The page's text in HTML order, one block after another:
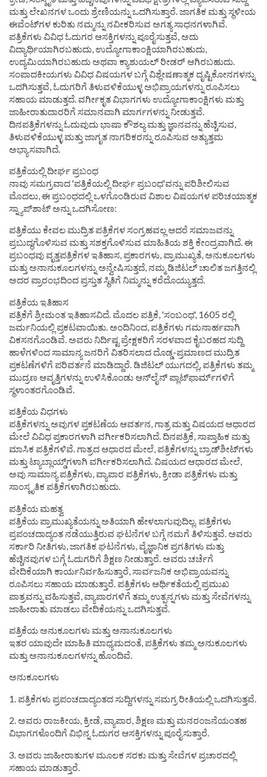
ಮತ್ತು ಲೇಖನಗಳ ಒಂದು ಶ್ರೇಣಿಯನ್ನು ಒದಗಿಸುತ್ತಾರೆ. ಜಾಗತಿಕ ಮತ್ತು ಸ್ಥಳೀಯ
ಈವೆಂಟ್‌ಗಳ ಕುರಿತು ನಮ್ಮನ್ನು ನವೀಕರಿಸುವ ಅಗತ್ಯ ಸಾಧನಗಳಾಗಿವೆ.
ಪತ್ರಿಕೆಗಳು ವಿವಿಧ ಓದುಗರ ಆಸಕ್ತಿಗಳನ್ನು ಪೂರೈಸುತ್ತವೆ, ಅದು
ವಿದ್ಯಾರ್ಥಿಯಾಗಿರಬಹುದು, ಉದ್ಯೋಗಾಕಾಂಕ್ಷಿಯಾಗಿರಬಹುದು,
ಉದ್ಯಮಿಯಾಗಿರಬಹುದು ಅಥವಾ ಕ್ಯಾಶುಯಲ್ ರೀಡರ್ ಆಗಿರಬಹುದು.
ಸಂಪಾದಕೀಯಗಳು ವಿವಿಧ ವಿಷಯಗಳ ಬಗ್ಗೆ ವಿಶ್ಲೇಷಣಾತ್ಮಕ ದೃಷ್ಟಿಕೋನಗಳನ್ನು
ಒದಗಿಸುತ್ತವೆ, ಓದುಗರಿಗೆ ತಿಳುವಳಿಕೆಯುಳ್ಳ ಅಭಿಪ್ರಾಯಗಳನ್ನು ರೂಪಿಸಲು
ಸಹಾಯ ಮಾಡುತ್ತದೆ. ವರ್ಗೀಕೃತ ವಿಭಾಗಗಳು ಉದ್ಯೋಗಾಕಾಂಕ್ಷಿಗಳು ಮತ್ತು
ಜಾಹೀರಾತುದಾರರಿಗೆ ಸಮಾನವಾಗಿ ಮಾರ್ಗಗಳನ್ನು ನೀಡುತ್ತವೆ.
ದಿನಪತ್ರಿಕೆಗಳನ್ನು ಓದುವುದು ಭಾಷಾ ಕೌಶಲ್ಯ ಮತ್ತು ಜ್ಞಾನವನ್ನು ಹೆಚ್ಚಿಸುವ,
ತಿಳುವಳಿಕೆಯುಳ್ಳ ಮತ್ತು ಜಾಗೃತ ನಾಗರಿಕರನ್ನು ರೂಪಿಸುವ ಅತ್ಯುತ್ತಮ
ಅಭ್ಯಾಸವಾಗಿದೆ.
ಪತ್ರಿಕೆಯಲ್ಲಿ ದೀರ್ಘ ಪ್ರಬಂಧ
ನಾವು ಸಮಗ್ರವಾದ 'ಪತ್ರಿಕೆಯಲ್ಲಿ ದೀರ್ಘ ಪ್ರಬಂಧ'ವನ್ನು ಪರಿಶೀಲಿಸುವ
ಮೊದಲು, ಈ ಪ್ರಬಂಧದಲ್ಲಿ ಒಳಗೊಂಡಿರುವ ವಿಶಾಲ ವಿಷಯಗಳ ಪರಿಚಯಾತ್ಮಕ
ಸ್ನ್ಯಾಪ್‌ಶಾಟ್ ಅನ್ನು ಒದಗಿಸೋಣ:
ಪತ್ರಿಕೆಯು ಕೇವಲ ಮುದ್ರಿತ ಪತ್ರಿಕೆಗಳ ಸಂಗ್ರಹವಲ್ಲ ಆದರೆ ಸಮಾಜವನ್ನು
ಪ್ರಬುದ್ಧಗೊಳಿಸುವ ಮತ್ತು ಸಶಕ್ತಗೊಳಿಸುವ ಮಾಹಿತಿಯ ಶಕ್ತಿ ಕೇಂದ್ರವಾಗಿದೆ. ಈ
ಪ್ರಬಂಧವು ವೃತ್ತಪತ್ರಿಕೆಗಳ ಇತಿಹಾಸ, ಪ್ರಕಾರಗಳು, ಪ್ರಾಮುಖ್ಯತೆ, ಅನುಕೂಲಗಳು
ಮತ್ತು ಅನಾನುಕೂಲಗಳನ್ನು ಅನ್ವೇಷಿಸುತ್ತದೆ, ನಮ್ಮ ಡಿಜಿಟಲ್ ಚಾಲಿತ ಜಗತ್ತಿನಲ್ಲಿ
ಅದರ ಪ್ರಾರಂಭದಿಂದ ಪ್ರಸ್ತುತ ಸ್ಥಿತಿಗೆ ನಿಮ್ಮನ್ನು ಕರೆದೊಯ್ಯುತ್ತದೆ.
ಪತ್ರಿಕೆಯ ಇತಿಹಾಸ
ಪತ್ರಿಕೆಗೆ ಶ್ರೀಮಂತ ಇತಿಹಾಸವಿದೆ. ಮೊದಲ ಪತ್ರಿಕೆ, 'ಸಂಬಂಧ', 1605 ರಲ್ಲಿ
ಜರ್ಮನಿಯಲ್ಲಿ ಪ್ರಕಟವಾಯಿತು. ಅಂದಿನಿಂದ, ಪತ್ರಿಕೆಗಳು ಗಮನಾರ್ಹವಾಗಿ
ವಿಕಸನಗೊಂಡಿವೆ. ಅವರು ನಿರ್ದಿಷ್ಟ ಪ್ರೇಕ್ಷಕರಿಗೆ ಸರಳವಾದ ಕೈಬರಹದ ಸುದ್ದಿ
ಹಾಳೆಗಳಿಂದ ಸಾಮಾನ್ಯ ಜನರಿಗೆ ವಿತರಿಸಲಾದ ದೊಡ್ಡ-ಪ್ರಮಾಣದ ಮುದ್ರಿತ
ಪ್ರಕಟಣೆಗಳಿಗೆ ಪರಿವರ್ತನೆ ಮಾಡಿದ್ದಾರೆ. ಡಿಜಿಟಲ್ ಯುಗದಲ್ಲಿ, ಪತ್ರಿಕೆಗಳು ತಮ್ಮ
ಮುದ್ರಣ ಆವೃತ್ತಿಗಳನ್ನು ಉಳಿಸಿಕೊಂಡು ಆನ್‌ಲೈನ್ ಪ್ಲಾಟ್‌ಫಾರ್ಮ್‌ಗಳಿಗೆ
ಸ್ಥಳಾಂತರಗೊಂಡಿವೆ.
ಪತ್ರಿಕೆಯ ವಿಧಗಳು
ಪತ್ರಿಕೆಗಳನ್ನು ಅವುಗಳ ಪ್ರಕಟಣೆಯ ಆವರ್ತನ, ಗಾತ್ರ ಮತ್ತು ವಿಷಯದ ಆಧಾರದ
ಮೇಲೆ ವಿವಿಧ ಪ್ರಕಾರಗಳಾಗಿ ವರ್ಗೀಕರಿಸಲಾಗಿದೆ. ದಿನಪತ್ರಿಕೆ, ಸಾಪ್ತಾಹಿಕ ಮತ್ತು
ಮಾಸಿಕ ಪತ್ರಿಕೆಗಳಿವೆ. ಗಾತ್ರದ ಆಧಾರದ ಮೇಲೆ, ಪತ್ರಿಕೆಗಳನ್ನು ಬ್ರಾಡ್‌ಶೀಟ್‌ಗಳು
ಮತ್ತು ಟ್ಯಾಬ್ಲಾಯ್ಡ್‌ಗಳಾಗಿ ವರ್ಗೀಕರಿಸಲಾಗಿದೆ. ವಿಷಯದ ಆಧಾರದ ಮೇಲೆ,
ಅವು ಸಾಮಾನ್ಯ ಪತ್ರಿಕೆಗಳು, ವ್ಯಾಪಾರ ಪತ್ರಿಕೆಗಳು, ಕ್ರೀಡಾ ಪತ್ರಿಕೆಗಳು ಮತ್ತು
ಸಾಂಸ್ಕೃತಿಕ ಪತ್ರಿಕೆಗಳಾಗಿರಬಹುದು.
ಪತ್ರಿಕೆಯ ಮಹತ್ವ
ಪತ್ರಿಕೆಯ ಪ್ರಾಮುಖ್ಯತೆಯನ್ನು ಅತಿಯಾಗಿ ಹೇಳಲಾಗುವುದಿಲ್ಲ. ಪತ್ರಿಕೆಗಳು
ಪ್ರಪಂಚದಾದ್ಯಂತ ನಡೆಯುತ್ತಿರುವ ಘಟನೆಗಳ ಬಗ್ಗೆ ನಮಗೆ ತಿಳಿಸುತ್ತವೆ. ಅವರು
ಸರ್ಕಾರಿ ನೀತಿಗಳು, ಜಾಗತಿಕ ಘಟನೆಗಳು, ವೈಜ್ಞಾನಿಕ ಪ್ರಗತಿಗಳು ಮತ್ತು
ಹೆಚ್ಚಿನವುಗಳ ಬಗ್ಗೆ ಓದುಗರಿಗೆ ಶಿಕ್ಷಣ ನೀಡುತ್ತಾರೆ. ಅವರು ಚರ್ಚೆಗೆ
ವೇದಿಕೆಯಾಗಿ ಕಾರ್ಯನಿರ್ವಹಿಸುತ್ತಾರೆ, ಸಾರ್ವಜನಿಕ ಅಭಿಪ್ರಾಯವನ್ನು
ರೂಪಿಸಲು ಸಹಾಯ ಮಾಡುತ್ತಾರೆ. ಪತ್ರಿಕೆಗಳು ಆರ್ಥಿಕತೆಯಲ್ಲಿ ಪ್ರಮುಖ
ಪಾತ್ರವನ್ನು ವಹಿಸುತ್ತವೆ, ವ್ಯಾಪಾರಗಳಿಗೆ ತಮ್ಮ ಉತ್ಪನ್ನಗಳು ಮತ್ತು ಸೇವೆಗಳನ್ನು
ಜಾಹೀರಾತು ಮಾಡಲು ವೇದಿಕೆಯನ್ನು ಒದಗಿಸುತ್ತವೆ.
ಪತ್ರಿಕೆಯ ಅನುಕೂಲಗಳು ಮತ್ತು ಅನಾನುಕೂಲಗಳು
ಇತರ ಯಾವುದೇ ಮಾಹಿತಿ ಮಾಧ್ಯಮದಂತೆ, ಪತ್ರಿಕೆಗಳು ತಮ್ಮ ಅನುಕೂಲಗಳು
ಮತ್ತು ಅನಾನುಕೂಲಗಳನ್ನು ಹೊಂದಿವೆ.
ಅನುಕೂಲಗಳು
1. ಪತ್ರಿಕೆಗಳು ಪ್ರಪಂಚದಾದ್ಯಂತದ ಸುದ್ದಿಗಳನ್ನು ಸಮಗ್ರ ರೀತಿಯಲ್ಲಿ ಒದಗಿಸುತ್ತವೆ.
2. ಅವರು ರಾಜಕೀಯ, ಕ್ರೀಡೆ, ವ್ಯಾಪಾರ, ಶಿಕ್ಷಣ ಮತ್ತು ಮನರಂಜನೆಯಂತಹ
ವಿಭಾಗಗಳೊಂದಿಗೆ ವಿಭಿನ್ನ ಓದುಗರ ಆಸಕ್ತಿಗಳನ್ನು ಪೂರೈಸುತ್ತಾರೆ.
3. ಅವರು ಜಾಹೀರಾತುಗಳ ಮೂಲಕ ಸರಕು ಮತ್ತು ಸೇವೆಗಳ ಪ್ರಚಾರದಲ್ಲಿ
ಸಹಾಯ ಮಾಡುತ್ತಾರೆ.